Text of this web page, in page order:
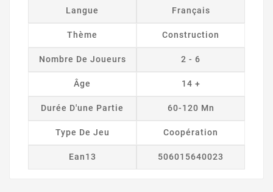
Langue Français
Thème Construction
Nombre De Joueurs 2 - 6
Âge 14 +
Durée D'une Partie 60-120 Mn
Type De Jeu Coopération
Ean13 506015640023